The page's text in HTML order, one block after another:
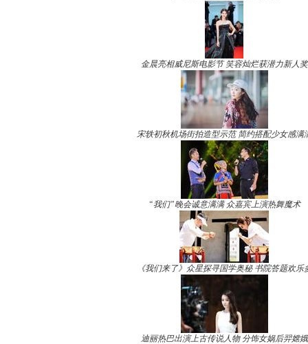
金晨亮相威尼斯电影节 笑容灿烂获潜力新人奖
宋轶初秋机场街拍造型示范 简约搭配少女感满
“我们”晚会诚意满满 众嘉宾上演热舞魔术
《我们来了》众星探寻国学奥秘 书院答题欢乐
迪丽热巴出演上古传说人物 分饰女娲后羿嫦娥